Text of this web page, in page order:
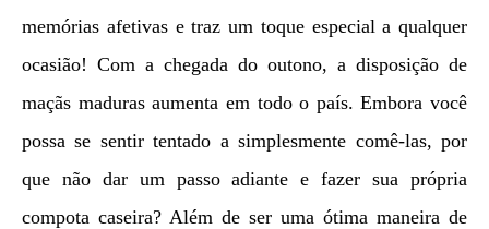
memórias afetivas e traz um toque especial a qualquer
ocasião! Com a chegada do outono, a disposição de
maçãs maduras aumenta em todo o país. Embora você
possa se sentir tentado a simplesmente comê-las, por
que não dar um passo adiante e fazer sua própria
compota caseira? Além de ser uma ótima maneira de